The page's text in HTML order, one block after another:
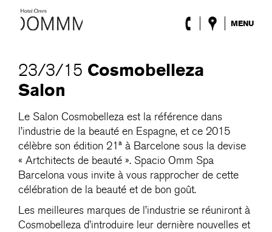
MENU
Roca Barcelona
Spa
Lobby & Club
Évènements
Promotions
Blog
ENG / ESP / DEU / FRA / CAT
23/3/15 Cosmobelleza
Salon
Le Salon Cosmobelleza est la référence dans
l’industrie de la beauté en Espagne, et ce 2015
célèbre son édition 21ª à Barcelone sous la devise
« Artchitects de beauté ». Spacio Omm Spa
Barcelona vous invite à vous rapprocher de cette
célébration de la beauté et de bon goût.
Les meilleures marques de l’industrie se réuniront à
Cosmobelleza d’introduire leur dernière nouvelles et